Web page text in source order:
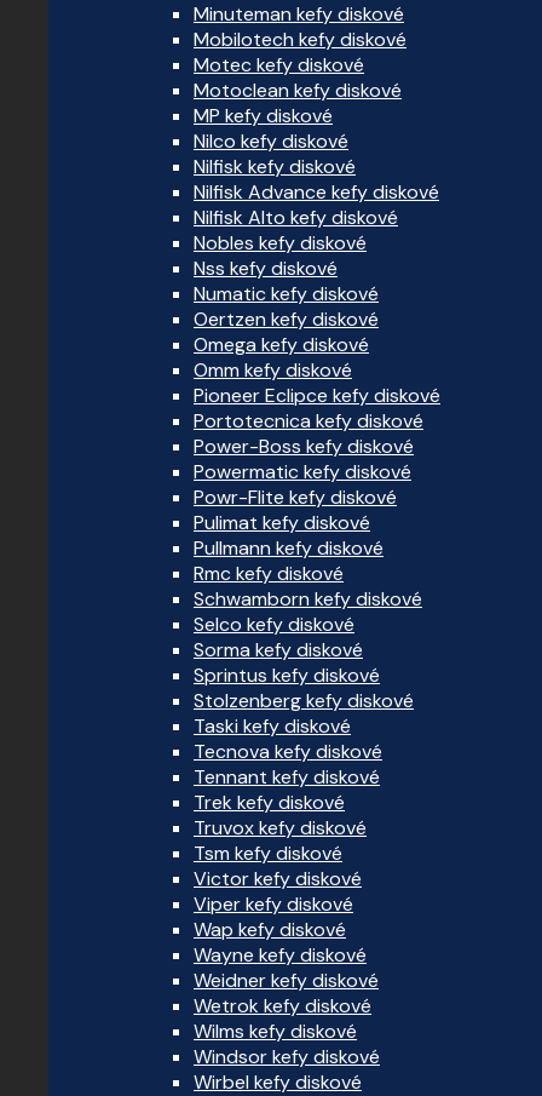
Minuteman kefy diskové
Mobilotech kefy diskové
Motec kefy diskové
Motoclean kefy diskové
MP kefy diskové
Nilco kefy diskové
Nilfisk kefy diskové
Nilfisk Advance kefy diskové
Nilfisk Alto kefy diskové
Nobles kefy diskové
Nss kefy diskové
Numatic kefy diskové
Oertzen kefy diskové
Omega kefy diskové
Omm kefy diskové
Pioneer Eclipce kefy diskové
Portotecnica kefy diskové
Power-Boss kefy diskové
Powermatic kefy diskové
Powr-Flite kefy diskové
Pulimat kefy diskové
Pullmann kefy diskové
Rmc kefy diskové
Schwamborn kefy diskové
Selco kefy diskové
Sorma kefy diskové
Sprintus kefy diskové
Stolzenberg kefy diskové
Taski kefy diskové
Tecnova kefy diskové
Tennant kefy diskové
Trek kefy diskové
Truvox kefy diskové
Tsm kefy diskové
Victor kefy diskové
Viper kefy diskové
Wap kefy diskové
Wayne kefy diskové
Weidner kefy diskové
Wetrok kefy diskové
Wilms kefy diskové
Windsor kefy diskové
Wirbel kefy diskové